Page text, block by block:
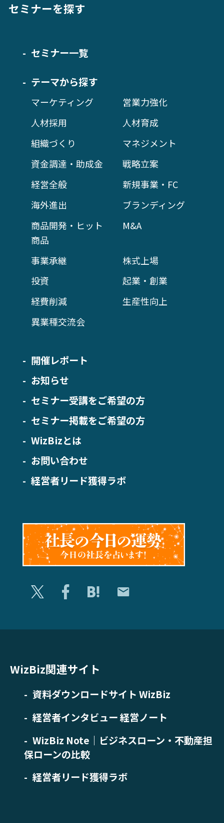
セミナーを探す
セミナー一覧
テーマから探す
マーケティング
営業力強化
人材採用
人材育成
組織づくり
マネジメント
資金調達・助成金
戦略立案
経営全般
新規事業・FC
海外進出
ブランディング
商品開発・ヒット
商品
M&A
事業承継
株式上場
投資
起業・創業
経費削減
生産性向上
異業種交流会
開催レポート
お知らせ
セミナー受講をご希望の方
セミナー掲載をご希望の方
WizBizとは
お問い合わせ
経営者リード獲得ラボ
WizBiz関連サイト
資料ダウンロードサイト WizBiz
経営者インタビュー 経営ノート
WizBiz Note｜ビジネスローン・不動産担
保ローンの比較
経営者リード獲得ラボ